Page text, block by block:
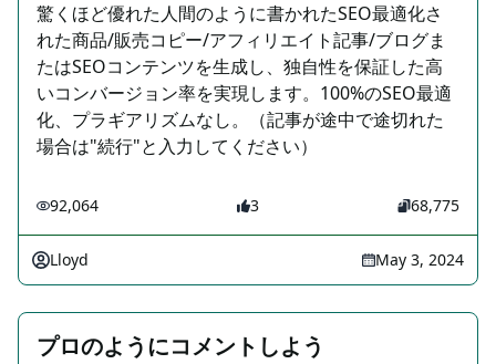
驚くほど優れた人間のように書かれたSEO最適化さ
れた商品/販売コピー/アフィリエイト記事/ブログま
たはSEOコンテンツを生成し、独自性を保証した高
いコンバージョン率を実現します。100%のSEO最適
化、プラギアリズムなし。（記事が途中で途切れた
場合は"続行"と入力してください）
92,064 3 68,775
Lloyd May 3, 2024
プロのようにコメントしよう